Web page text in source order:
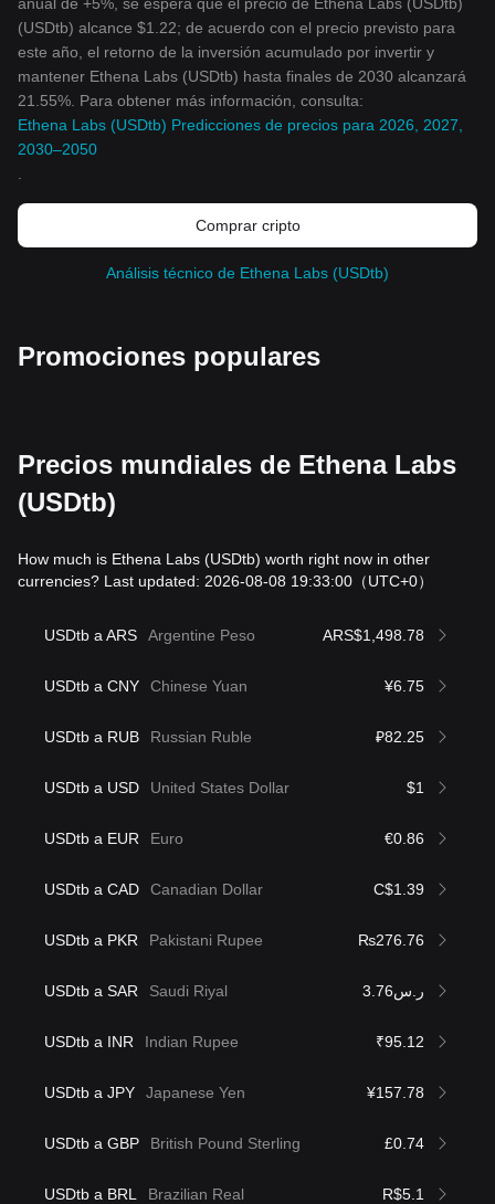
(USDtb) alcance $1.22; de acuerdo con el precio previsto para
este año, el retorno de la inversión acumulado por invertir y
mantener Ethena Labs (USDtb) hasta finales de 2030 alcanzará
21.55%. Para obtener más información, consulta:
Ethena Labs (USDtb) Predicciones de precios para 2026, 2027,
2030–2050
Comprar cripto
Análisis técnico de Ethena Labs (USDtb)
Promociones populares
Precios mundiales de Ethena Labs
(USDtb)
How much is Ethena Labs (USDtb) worth right now in other
currencies? Last updated: 2026-08-08 19:33:00 （UTC+0）
USDtb a ARS Argentine Peso ARS$1,498.78
USDtb a CNY Chinese Yuan ¥6.75
USDtb a RUB Russian Ruble ₽82.25
USDtb a USD United States Dollar $1
USDtb a EUR Euro €0.86
USDtb a CAD Canadian Dollar C$1.39
USDtb a PKR Pakistani Rupee ₨276.76
USDtb a SAR Saudi Riyal ر.س3.76
USDtb a INR Indian Rupee ₹95.12
USDtb a JPY Japanese Yen ¥157.78
USDtb a GBP British Pound Sterling £0.74
USDtb a BRL Brazilian Real R$5.1